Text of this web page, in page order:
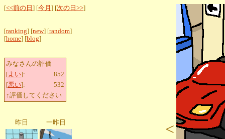
[<<前の日 ] [今月 ] [次の日>>]
[ranking] [new] [random]
[home] [blog]
みなさんの評価
[よい]:
852
[悪い]:
532
↑評価してください
昨日 一昨日 <